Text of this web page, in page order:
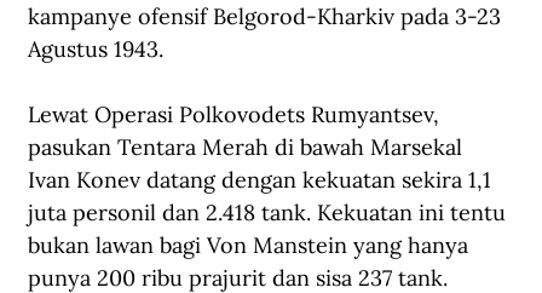
kampanye ofensif Belgorod-Kharkiv pada 3-23
Agustus 1943.
Lewat Operasi Polkovodets Rumyantsev,
pasukan Tentara Merah di bawah Marsekal
Ivan Konev datang dengan kekuatan sekira 1,1
juta personil dan 2.418 tank. Kekuatan ini tentu
bukan lawan bagi Von Manstein yang hanya
punya 200 ribu prajurit dan sisa 237 tank.